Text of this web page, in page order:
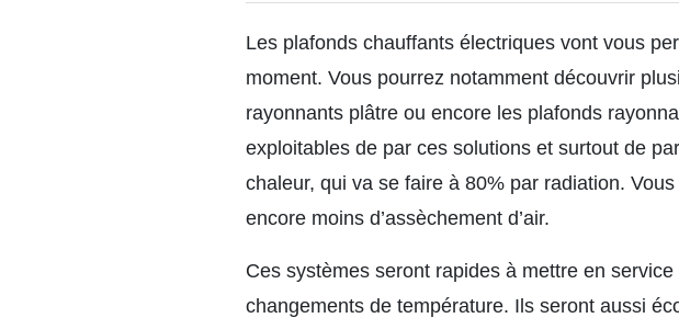
Les plafonds chauffants électriques vont vous
moment. Vous pourrez notamment découvrir
rayonnants plâtre ou encore les plafonds
exploitables de par ces solutions et surtout de
chaleur, qui va se faire à 80% par radiation.
encore moins d’assèchement d’air.
Ces systèmes seront rapides à mettre en
changements de température. Ils seront aussi